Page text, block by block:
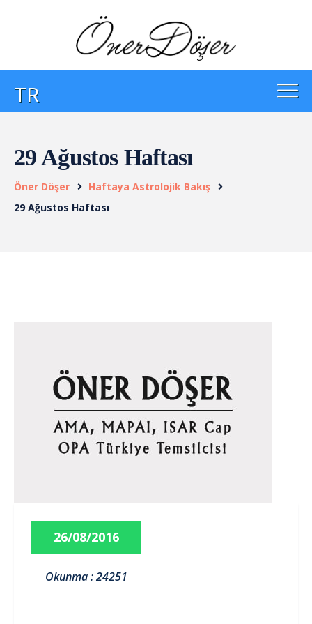
TR
29 Ağustos Haftası
Öner Döşer
Haftaya Astrolojik Bakış
29 Ağustos Haftası
26/08/2016
Okunma : 24251